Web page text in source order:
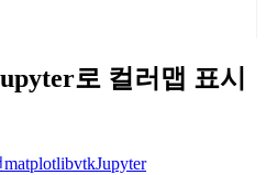
로 컬러맵 표시
matplotlibvtkJupyter